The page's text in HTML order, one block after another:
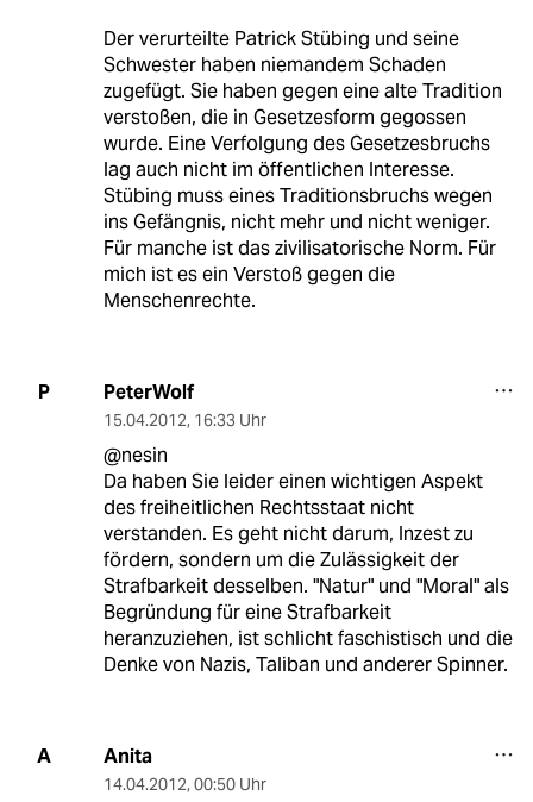
Der verurteilte Patrick Stübing und seine
Schwester haben niemandem Schaden
zugefügt. Sie haben gegen eine alte Tradition
verstoßen, die in Gesetzesform gegossen
wurde. Eine Verfolgung des Gesetzesbruchs
lag auch nicht im öffentlichen Interesse.
Stübing muss eines Traditionsbruchs wegen
ins Gefängnis, nicht mehr und nicht weniger.
Für manche ist das zivilisatorische Norm. Für
mich ist es ein Verstoß gegen die
Menschenrechte.
P PeterWolf
15.04.2012, 16:33 Uhr
@nesin
Da haben Sie leider einen wichtigen Aspekt
des freiheitlichen Rechtsstaat nicht
verstanden. Es geht nicht darum, Inzest zu
fördern, sondern um die Zulässigkeit der
Strafbarkeit desselben. "Natur" und "Moral" als
Begründung für eine Strafbarkeit
heranzuziehen, ist schlicht faschistisch und die
Denke von Nazis, Taliban und anderer Spinner.
A Anita
14.04.2012, 00:50 Uhr